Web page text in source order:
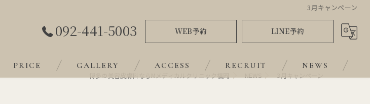
3月キャンペーン
092-441-5003 WEB予約 LINE予約
PRICE GALLERY ACCESS RECRUIT NEWS